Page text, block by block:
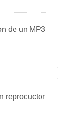
de un MP3
reproductor